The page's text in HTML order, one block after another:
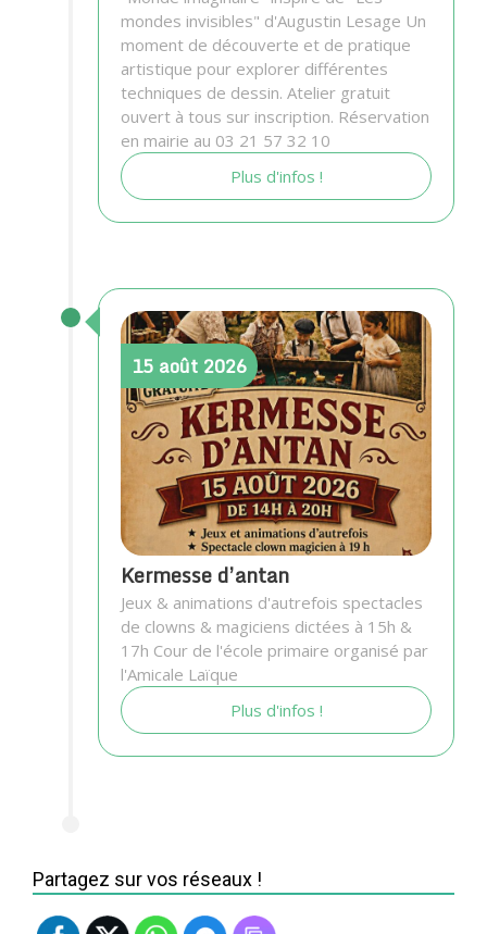
mondes invisibles" d'Augustin Lesage Un
moment de découverte et de pratique
artistique pour explorer différentes
techniques de dessin. Atelier gratuit
ouvert à tous sur inscription. Réservation
en mairie au 03 21 57 32 10
Plus d'infos !
15 août 2026
Kermesse d’antan
Jeux & animations d'autrefois spectacles
de clowns & magiciens dictées à 15h &
17h Cour de l'école primaire organisé par
l'Amicale Laïque
Plus d'infos !
Partagez sur vos réseaux !